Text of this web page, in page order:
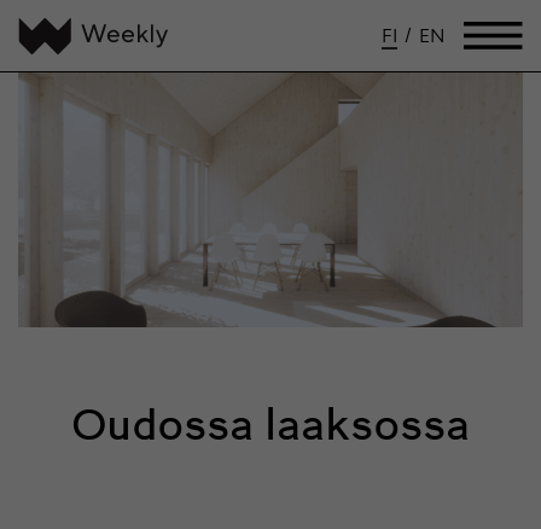
FI / EN
Oudossa laaksossa